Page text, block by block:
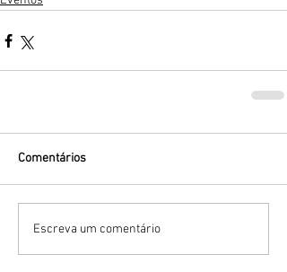
Comentários
Escreva um comentário